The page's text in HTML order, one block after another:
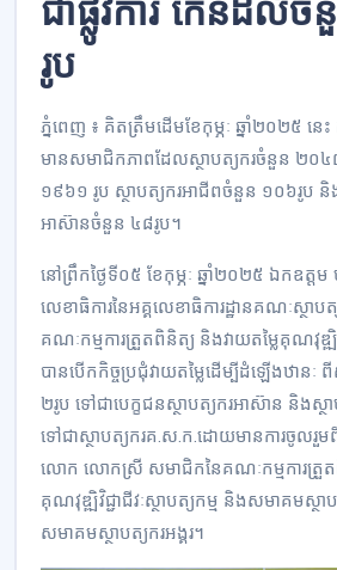
ជាផ្លូវការ កើនដល់
រូប
ភ្នំពេញ ៖ គិតត្រឹមដើមខែកុម្ភៈ ឆ្នាំ២០២៥ នេ
មានសមាជិកភាពដែលស្ថាបត្យករចំនួន ២០៤
១៩៦១ រូប ស្ថាបត្យករអាជីពចំនួន ១០៦រូប និ
អាស៊ានចំនួន ៤៨រូប។
នៅព្រឹកថ្ងៃទី០៥ ខែកុម្ភៈ ឆ្នាំ២០២៥ ឯកឧត្ត
លេខាធិការនៃអគ្គលេខាធិការដ្ឋានគណៈស្ថាប
គណៈកម្មការត្រួតពិនិត្យ និងវាយតម្លៃគុណវុឌ្ឍិវិ
បានបើកកិច្ចប្រជុំវាយតម្លៃដើម្បីដំឡើងឋានៈ
២រូប ទៅជាបេក្ខជនស្ថាបត្យករអាស៊ាន និងស្ថ
ទៅជាស្ថាបត្យករគ.ស.ក.ដោយមានការចូលរួ
លោក លោកស្រី សមាជិកនៃគណៈកម្មការត្រួត
គុណវុឌ្ឍិវិជ្ជាជីវៈស្ថាបត្យកម្ម និងសមាគមស្ថា
សមាគមស្ថាបត្យករអង្គរ។